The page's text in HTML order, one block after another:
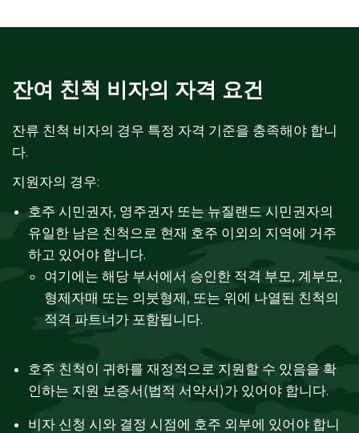
잔여 친척 비자의 자격 요건
잔류 친척 비자의 경우 특정 자격 기준을 충족해야 합니
다.
지원자의 경우:
호주 시민권자, 영주권자 또는 뉴질랜드 시민권자의
유일한 남은 친척으로 현재 호주 이외의 지역에 거주
하고 있어야 합니다.
여기에는 해당 부서에서 승인한 적격 부모, 계부모,
형제자매 또는 의붓형제, 또는 위에 나열된 친척의
적격 파트너가 포함됩니다.
호주 친척이 귀하를 재정적으로 지원할 수 있음을 확
인하는 지원 보증서(법적 서약서)가 있어야 합니다.
비자 신청 시와 결정 시점에 호주 외부에 있어야 합니